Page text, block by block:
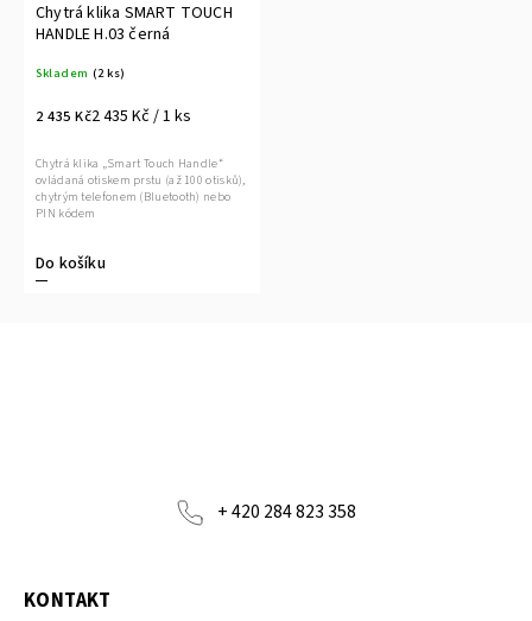
Chytrá klika SMART TOUCH
HANDLE H.03 černá
Skladem (2 ks)
2 435 Kč2 435 Kč / 1 ks
Do košíku
Chytrá klika „Smart Touch Handle“
ovládaná otiskem prstu (až 100 otisků),
chytrým telefonem (Bluetooth) nebo
PIN kódem
+ 420 284 823 358
KONTAKT